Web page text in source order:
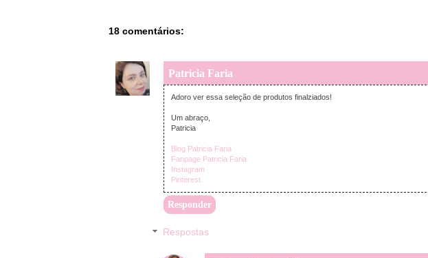
18 comentários:
Patricia Faria
Adoro ver essa seleção de produtos finalziados!
Um abraço,
Patricia
Blog Patricia Faria
Fanpage Patricia Faria
Instagram
Pinterest
Responder
Respostas